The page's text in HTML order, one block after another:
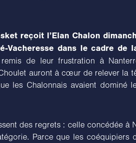
reçoit l’Elan Chalon
Vacheresse dans le cadre de
de leur frustration à
auront à cœur de relever la
les Chalonnais avaient dominé
des regrets : celle concédée à
Parce que les coéquipiers